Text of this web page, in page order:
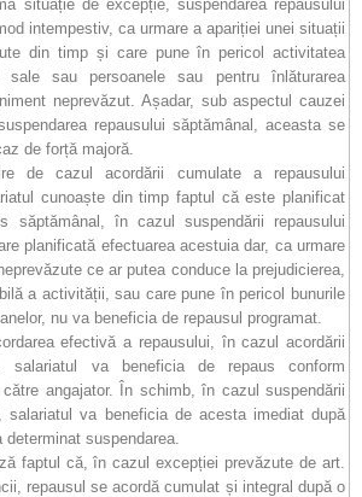
situație de excepție, suspendarea repausului
intempestiv, ca urmare a apariției unei situații
din timp și care pune în pericol activitatea
sale sau persoanele sau pentru înlăturarea
neprevăzut. Așadar, sub aspectul cauzei
repausului săptămânal, aceasta se
de forță majoră.
de cazul acordării cumulate a repausului
cunoaște din timp faptul că este planificat
săptămânal, în cazul suspendării repausului
planificată efectuarea acestuia dar, ca urmare
ce ar putea conduce la prejudicierea,
a activității, sau care pune în pericol bunurile
nu va beneficia de repausul programat.
efectivă a repausului, în cazul acordării
salariatul va beneficia de repaus conform
angajator. În schimb, în cazul suspendării
salariatul va beneficia de acesta imediat după
suspendarea.
faptul că, în cazul excepției prevăzute de art.
repausul se acordă cumulat și integral după o